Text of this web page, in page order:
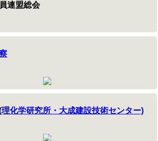
連盟総会
化学研究所・大成建設技術センター)